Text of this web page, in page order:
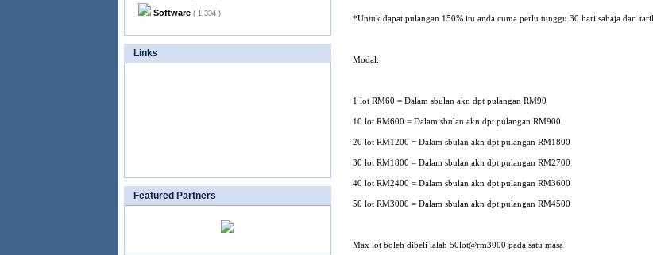
Software( 1,334 )
Links
Featured Partners
*Untuk dapat pulangan 150% itu anda cuma perlu tunggu 30 hari sahaja dari
Modal:
1 lot RM60 = Dalam sbulan akn dpt pulangan RM90
10 lot RM600 = Dalam sbulan akn dpt pulangan RM900
20 lot RM1200 = Dalam sbulan akn dpt pulangan RM1800
30 lot RM1800 = Dalam sbulan akn dpt pulangan RM2700
40 lot RM2400 = Dalam sbulan akn dpt pulangan RM3600
50 lot RM3000 = Dalam sbulan akn dpt pulangan RM4500
Max lot boleh dibeli ialah 50lot@rm3000 pada satu masa